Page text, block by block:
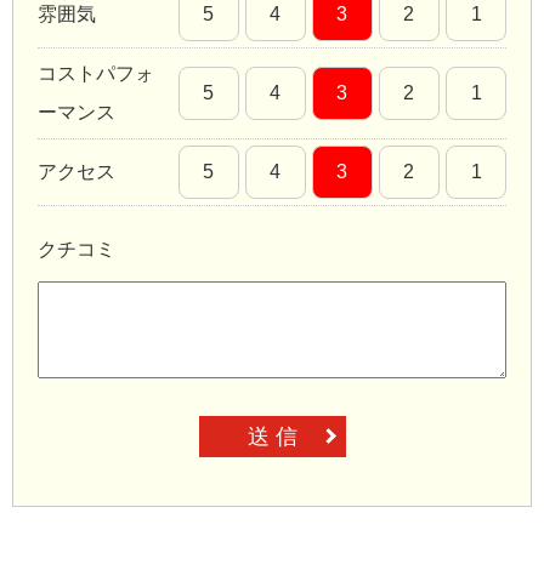
雰囲気 5 4 3 2 1
コストパフォ
ーマンス
5 4 3 2 1
アクセス 5 4 3 2 1
クチコミ
送 信